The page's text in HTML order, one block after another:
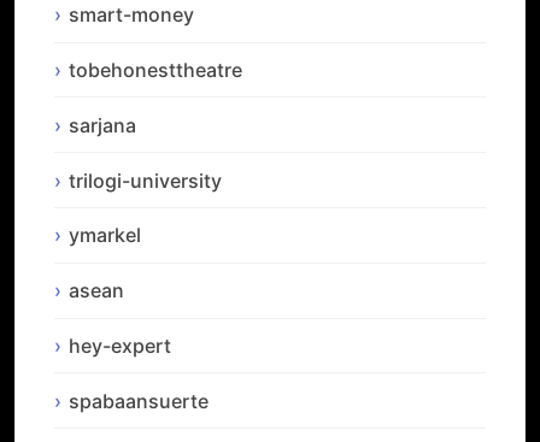
smart-money
tobehonesttheatre
sarjana
trilogi-university
ymarkel
asean
hey-expert
spabaansuerte